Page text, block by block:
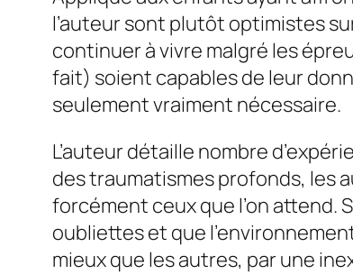
l’auteur sont plutôt optimistes
continuer à vivre malgré les
fait) soient capables de leur
seulement vraiment nécessaire.
L’auteur détaille nombre
des traumatismes profonds, les
forcément ceux que l’on attend.
oubliettes et que
mieux que les autres, par une